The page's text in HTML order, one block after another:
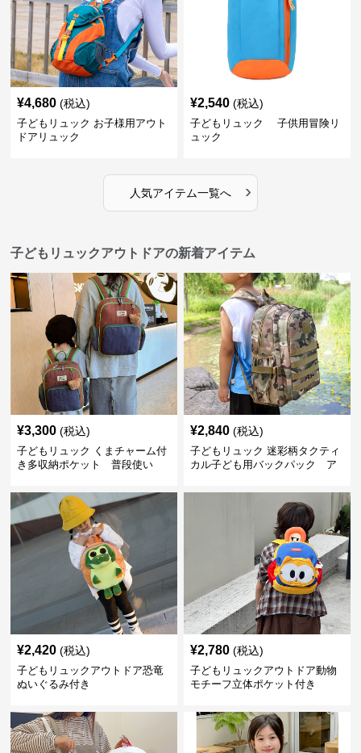
¥4,680 (税込)
子どもリュック お子様用アウト
ドアリュック
¥2,540 (税込)
子どもリュック 子供用冒険リ
ュック
人気アイテム一覧へ ›
子どもリュックアウトドアの新着アイテム
¥3,300 (税込)
子どもリュック くまチャーム付
き多収納ポケット 普段使い
¥2,840 (税込)
子どもリュック 迷彩柄タクティ
カル子ども用バックパック ア
¥2,420 (税込)
子どもリュックアウトドア恐竜
ぬいぐるみ付き
¥2,780 (税込)
子どもリュックアウトドア動物
モチーフ立体ポケット付き